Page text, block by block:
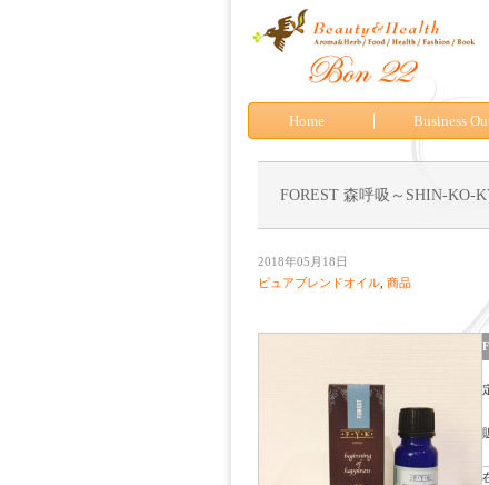
Home Business
FOREST 森呼吸～SHIN-KO-
2018年05月18日
ピュアブレンドオイル 商品